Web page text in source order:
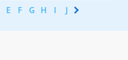
E F G H I J K